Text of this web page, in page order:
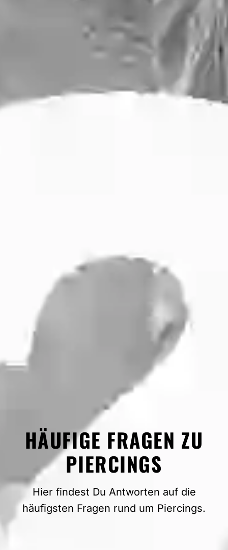
HÄUFIGE FRAGEN ZU
PIERCINGS
Hier findest Du Antworten auf die
häufigsten Fragen rund um Piercings.